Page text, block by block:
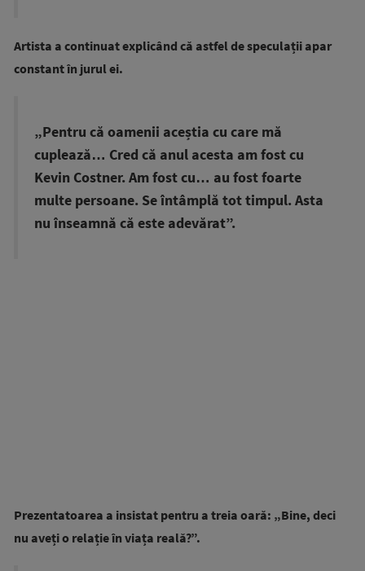
Artista a continuat explicând că astfel de speculații apar
constant în jurul ei.
„Pentru că oamenii aceștia cu care mă
cuplează… Cred că anul acesta am fost cu
Kevin Costner. Am fost cu… au fost foarte
multe persoane. Se întâmplă tot timpul. Asta
nu înseamnă că este adevărat”.
Prezentatoarea a insistat pentru a treia oară: „Bine, deci
nu aveți o relație în viața reală?”.